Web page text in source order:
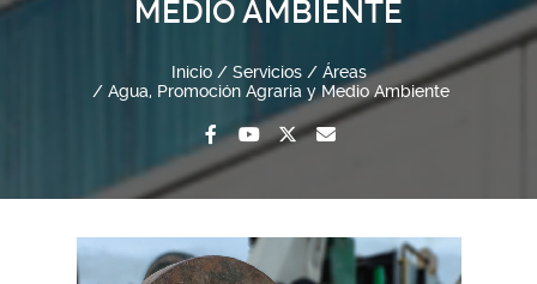
MEDIO AMBIENTE
Inicio Servicios
Áreas
Agua, Promoción Agraria y Medio Ambiente